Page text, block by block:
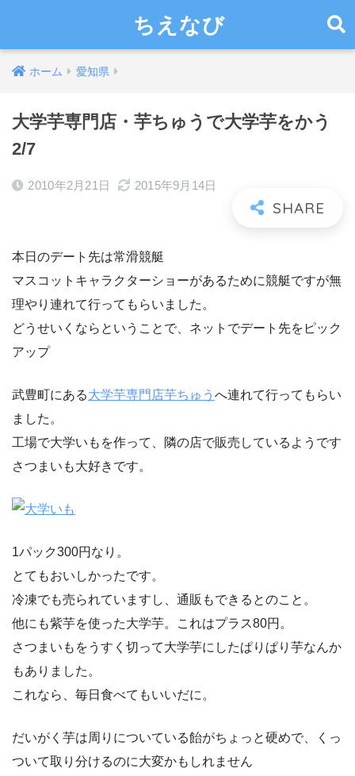
ちえなび
ホーム 愛知県
大学芋専門店・芋ちゅうで大学芋をかう
2/7
2010年2月21日 2015年9月14日
本日のデート先は常滑競艇
マスコットキャラクターショーがあるために競艇ですが無
理やり連れて行ってもらいました。
どうせいくならということで、ネットでデート先をピック
アップ
武豊町にある大学芋専門店芋ちゅう へ連れて行ってもらい
ました。
工場で大学いもを作って、隣の店で販売しているようです
さつまいも大好きです。
1パック300円なり。
とてもおいしかったです。
冷凍でも売られていますし、通販もできるとのこと。
他にも紫芋を使った大学芋。これはプラス80円。
さつまいもをうすく切って大学芋にしたぱりぱり芋なんか
もありました。
これなら、毎日食べてもいいだに。
だいがく芋は周りについている飴がちょっと硬めで、くっ
ついて取り分けるのに大変かもしれません